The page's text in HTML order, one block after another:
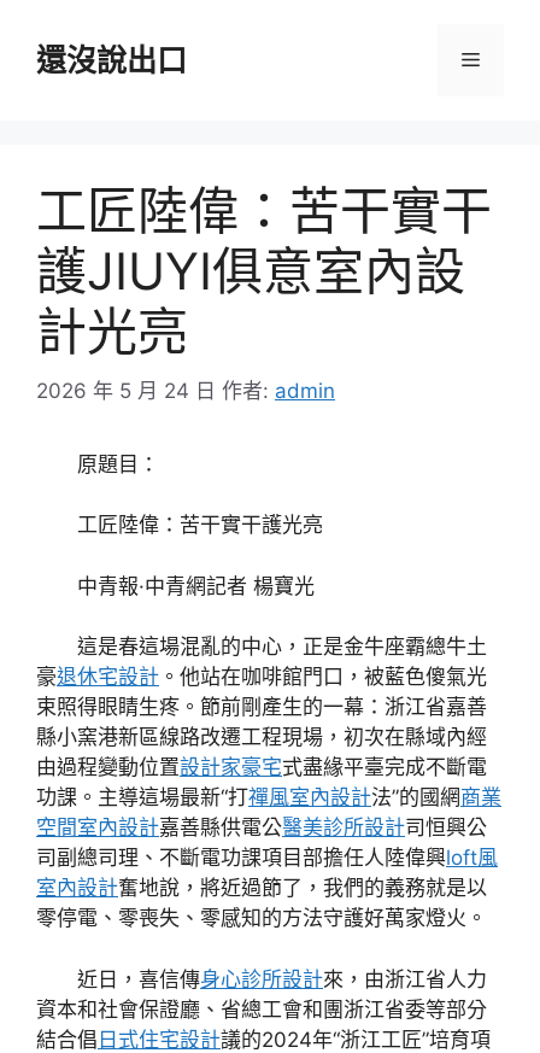
還沒說出口 選
工匠陸偉：苦干實干
護JIUYI俱意室內設
計光亮
2026 年 5 月 24 日 作者: admin
原題目：
工匠陸偉：苦干實干護光亮
中青報·中青網記者 楊寶光
這是春這場混亂的中心，正是金牛座霸總牛土
豪退休宅設計 。他站在咖啡館門口，被藍色傻氣光
束照得眼睛生疼。節前剛產生的一幕：浙江省嘉善
縣小窯港新區線路改遷工程現場，初次在縣域內經
由過程變動位置設計家豪宅式盡緣平臺完成不斷電
功課。主導這場最新“打禪風室內設計法”的國網商業
空間室內設計嘉善縣供電公醫美診所設計司恒興公
司副總司理、不斷電功課項目部擔任人陸偉興loft風
室內設計奮地說，將近過節了，我們的義務就是以
零停電、零喪失、零感知的方法守護好萬家燈火。
近日，喜信傳身心診所設計來，由浙江省人力
資本和社會保證廳、省總工會和團浙江省委等部分
結合倡 日式住宅設計議的2024年“浙江工匠”培育項